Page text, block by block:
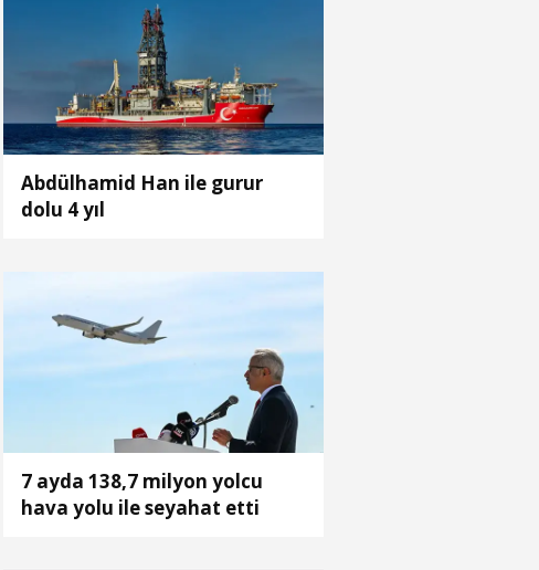
Abdülhamid Han ile gurur
dolu 4 yıl
7 ayda 138,7 milyon yolcu
hava yolu ile seyahat etti